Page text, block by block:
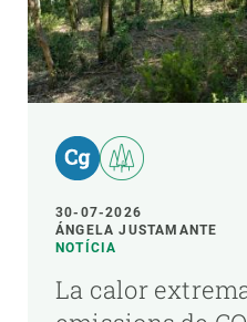
30-07-2026
ÁNGELA JUSTAMANTE
NOTÍCIA
La calor